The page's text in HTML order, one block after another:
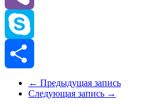
Viber
Skype
Отправить
← Предыдущая запись
Следующая запись →